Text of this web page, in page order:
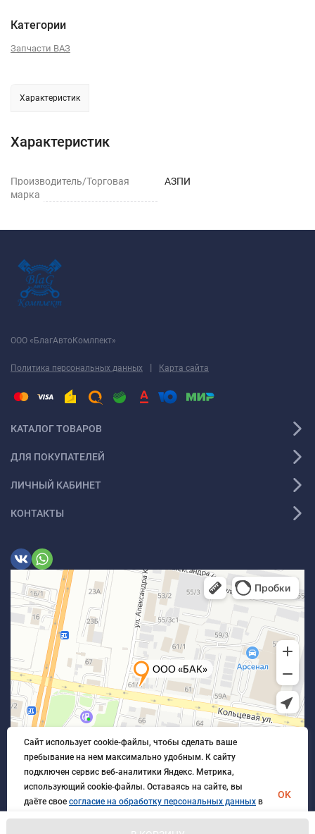
Категории
Запчасти ВАЗ
Характеристик
Характеристик
Производитель/Торговая
марка
АЗПИ
ООО «БлагАвтоКомлпект»
Политика персональных данных | Карта сайта
КАТАЛОГ ТОВАРОВ
ДЛЯ ПОКУПАТЕЛЕЙ
ЛИЧНЫЙ КАБИНЕТ
КОНТАКТЫ
Сайт использует cookie-файлы, чтобы сделать ваше
пребывание на нем максимально удобным. К cайту
подключен сервис веб-аналитики Яндекс. Метрика,
использующий cookie-файлы. Оставаясь на сайте, вы
даёте свое согласие на обработку персональных данных в
порядке, указанном вПолитике обработки персональных
OK